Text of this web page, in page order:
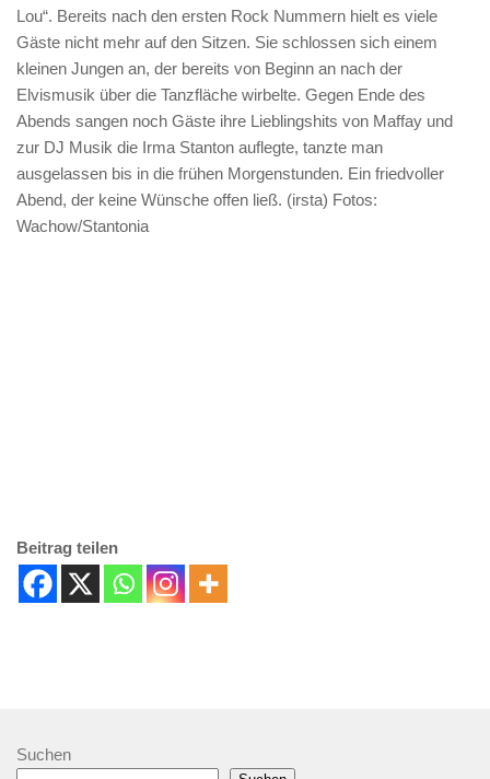
Lou“. Bereits nach den ersten Rock Nummern hielt es viele
Gäste nicht mehr auf den Sitzen. Sie schlossen sich einem
kleinen Jungen an, der bereits von Beginn an nach der
Elvismusik über die Tanzfläche wirbelte. Gegen Ende des
Abends sangen noch Gäste ihre Lieblingshits von Maffay und
zur DJ Musik die Irma Stanton auflegte, tanzte man
ausgelassen bis in die frühen Morgenstunden. Ein friedvoller
Abend, der keine Wünsche offen ließ. (irsta) Fotos:
Wachow/Stantonia
Beitrag teilen
Suchen